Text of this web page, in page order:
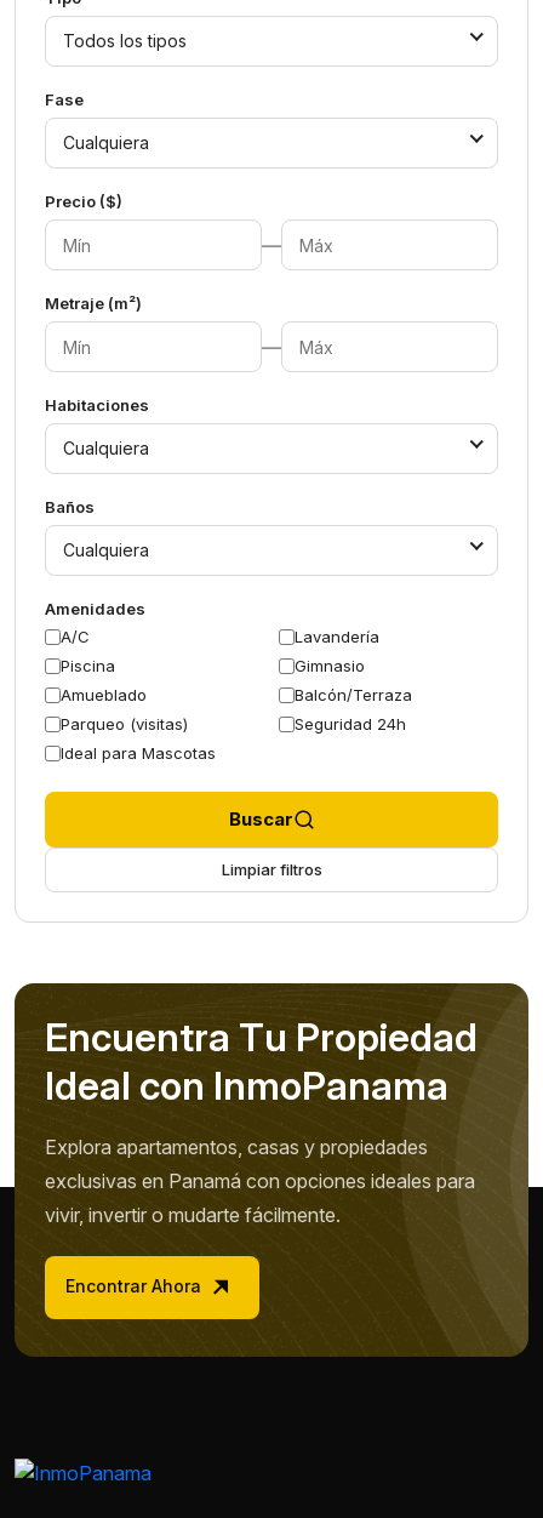
Todos los tipos
Fase
Cualquiera
Precio ($)
—
Metraje (m²)
—
Habitaciones
Cualquiera
Baños
Cualquiera
Amenidades
A/C
Lavandería
Piscina
Gimnasio
Amueblado
Balcón/Terraza
Parqueo (visitas)
Seguridad 24h
Ideal para Mascotas
Buscar
Limpiar filtros
Encuentra Tu Propiedad
Ideal con InmoPanama
Explora apartamentos, casas y propiedades
exclusivas en Panamá con opciones ideales para
vivir, invertir o mudarte fácilmente.
Encontrar Ahora